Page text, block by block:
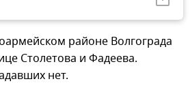
районе Волгограда
Столетова и Фадеева.
нет.